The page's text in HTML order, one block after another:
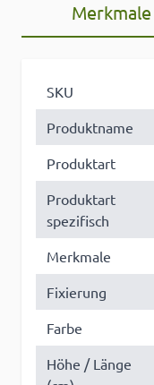
Merkmale
SKU
Produktname
Produktart
Produktart
spezifisch
Merkmale
Fixierung
Farbe
Höhe / Länge